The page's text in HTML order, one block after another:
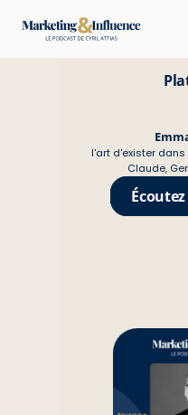
l'art d'exister dans
Claude,